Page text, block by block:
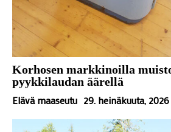
Korhosen markkinoilla
pyykkilaudan äärellä
Elävä maaseutu 29. heinäkuuta, 2026